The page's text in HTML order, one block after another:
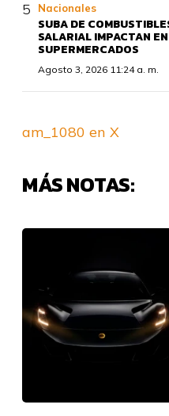
Nacionales
SUBA DE
SALARIAL IMPACTAN
SUPERMERCADOS
Agosto 3, 2026 11:24 a. m.
am_1080 en X
MÁS NOTAS: